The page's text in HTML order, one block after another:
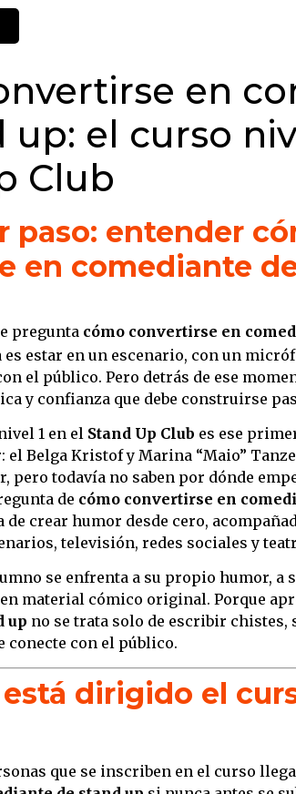
en
up: el curso
Club
paso: entender
en comediante
pregunta cómo convertirse en
estar en un escenario, con un
el público. Pero detrás de ese
y confianza que debe construirse
1 en el Stand Up Club es ese
Belga Kristof y Marina “Maio”
pero todavía no saben por dónde
de cómo convertirse en
de crear humor desde cero,
televisión, redes sociales y
se enfrenta a su propio humor, a
material cómico original. Porque
up no se trata solo de escribir chistes,
conecte con el público.
dirigido el
que se inscriben en el curso